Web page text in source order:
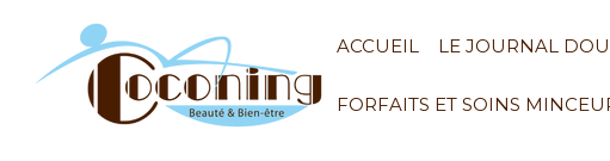
ACCUEIL LE JOURNAL
FORFAITS ET SOINS